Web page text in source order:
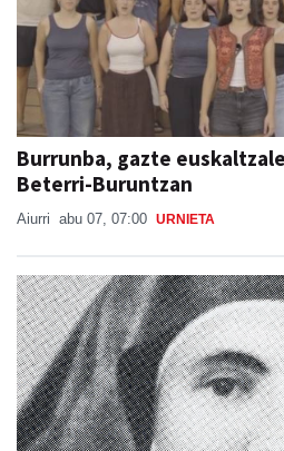
Burrunba, gazte
Beterri-Buruntzan
Aiurri abu 07, 07:00 URNIETA